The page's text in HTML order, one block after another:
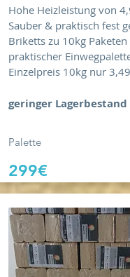
Hohe Heizleistung von
Sauber & praktisch fest
Briketts zu 10kg
praktischer
Einzelpreis 10kg nur
geringer Lagerbestand
Palette
299€